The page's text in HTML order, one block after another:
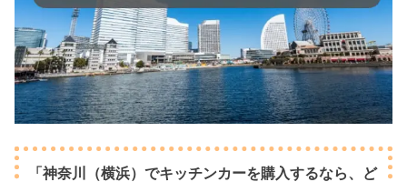
「神奈川（横浜）でキッチンカーを購入するなら、ど